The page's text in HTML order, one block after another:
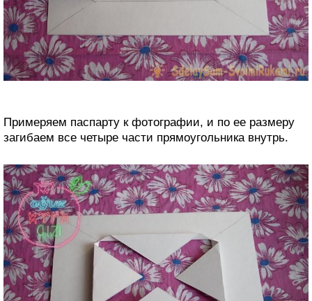
Примеряем паспарту к фотографии, и по ее размеру
загибаем все четыре части прямоугольника внутрь.